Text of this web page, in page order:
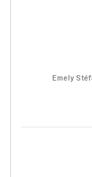
Emely